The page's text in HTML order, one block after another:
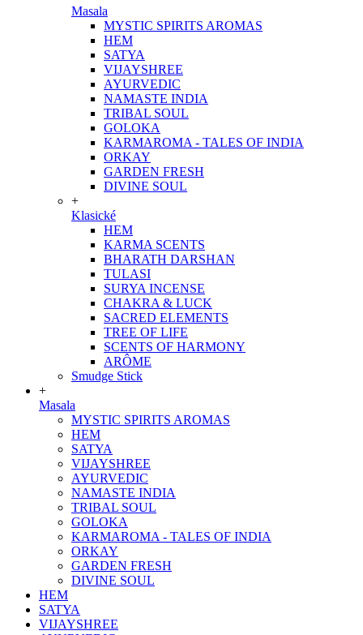
Masala
MYSTIC SPIRITS AROMAS
HEM
SATYA
VIJAYSHREE
AYURVEDIC
NAMASTE INDIA
TRIBAL SOUL
GOLOKA
KARMAROMA - TALES OF INDIA
ORKAY
GARDEN FRESH
DIVINE SOUL
+
Klasické
HEM
KARMA SCENTS
BHARATH DARSHAN
TULASI
SURYA INCENSE
CHAKRA & LUCK
SACRED ELEMENTS
TREE OF LIFE
SCENTS OF HARMONY
ARÔME
Smudge Stick
+
Masala
MYSTIC SPIRITS AROMAS
HEM
SATYA
VIJAYSHREE
AYURVEDIC
NAMASTE INDIA
TRIBAL SOUL
GOLOKA
KARMAROMA - TALES OF INDIA
ORKAY
GARDEN FRESH
DIVINE SOUL
HEM
SATYA
VIJAYSHREE